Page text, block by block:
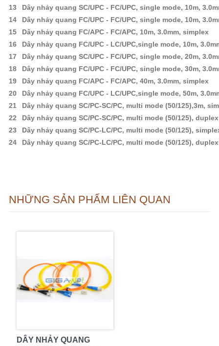
13
Dây nhảy quang SC/UPC - FC/UPC, single mode, 10m,
14
Dây nhảy quang FC/UPC - FC/UPC, single mode, 10m,
15
Dây nhảy quang FC/APC - FC/APC, 10m, 3.0mm, simplex
16
Dây nhảy quang FC/UPC - LC/UPC,single mode, 10m,
17
Dây nhảy quang SC/UPC - FC/UPC, single mode, 20m,
18
Dây nhảy quang FC/UPC - FC/UPC, single mode, 30m,
19
Dây nhảy quang FC/APC - FC/APC, 40m, 3.0mm, simplex
20
Dây nhảy quang FC/UPC - LC/UPC,single mode, 50m,
21
Dây nhảy quang SC/PC-SC/PC, multi mode (50/125),3m,
22
Dây nhảy quang SC/PC-SC/PC, multi mode (50/125),
23
Dây nhảy quang SC/PC-LC/PC, multi mode (50/125),
24
Dây nhảy quang SC/PC-LC/PC, multi mode (50/125),
NHỮNG SẢN PHẨM LIÊN QUAN
DÂY NHẢY QUANG